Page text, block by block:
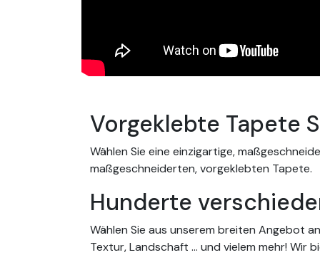
Vorgeklebte Tapete
Wählen Sie eine einzigartige,
maßgeschneiderten, vorgeklebten Tapete.
Hunderte
Wählen Sie aus unserem breiten Angebot
Textur, Landschaft ... und vielem mehr! Wir